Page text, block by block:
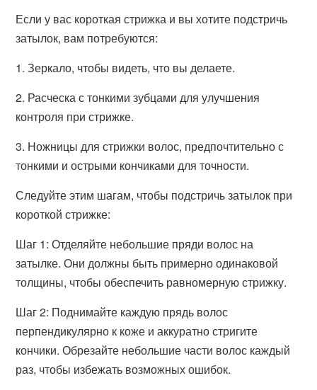
Если у вас короткая стрижка и вы хотите подстричь
затылок, вам потребуются:
1. Зеркало, чтобы видеть, что вы делаете.
2. Расческа с тонкими зубцами для улучшения
контроля при стрижке.
3. Ножницы для стрижки волос, предпочтительно с
тонкими и острыми кончиками для точности.
Следуйте этим шагам, чтобы подстричь затылок при
короткой стрижке:
Шаг 1: Отделяйте небольшие пряди волос на
затылке. Они должны быть примерно одинаковой
толщины, чтобы обеспечить равномерную стрижку.
Шаг 2: Поднимайте каждую прядь волос
перпендикулярно к коже и аккуратно стригите
кончики. Обрезайте небольшие части волос каждый
раз, чтобы избежать возможных ошибок.